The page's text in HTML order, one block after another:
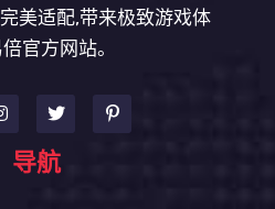
美适配,带来极致游戏体
官方网站。
导航